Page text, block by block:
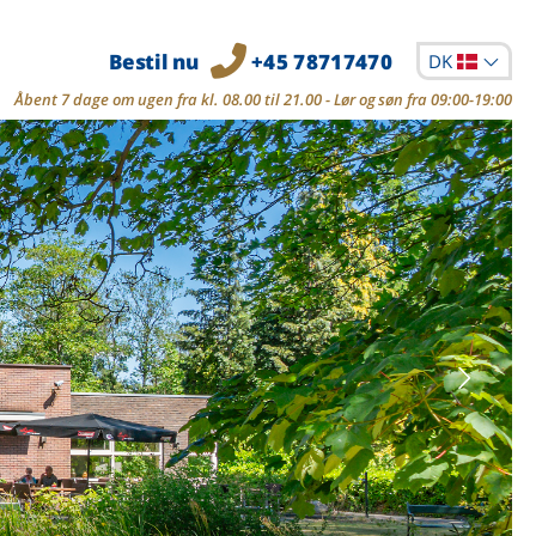
Bestil nu +45 78717470 DK
Åbent 7 dage om ugen fra kl. 08.00 til 21.00 - Lør og søn fra 09:00-19:00